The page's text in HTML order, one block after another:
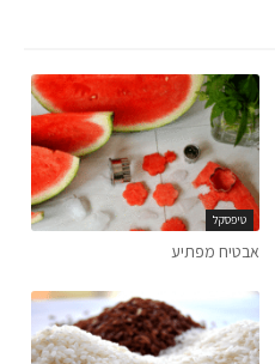
טיפסקל
אבטיח מפתיע